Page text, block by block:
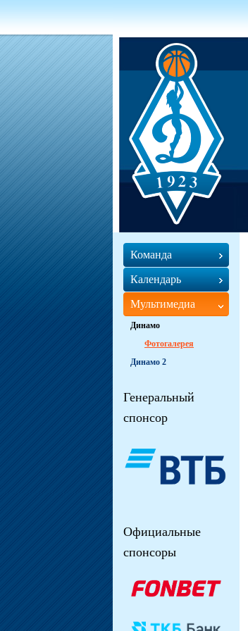
Команда
Календарь
Мультимедиа
Динамо
Фотогалерея
Динамо 2
Генеральный
спонсор
Официальные
спонсоры